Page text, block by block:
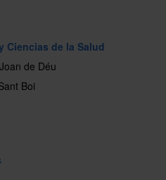
Ciencias de la Salud
de Déu
Boi